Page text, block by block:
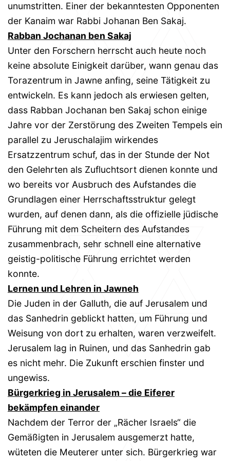
unumstritten. Einer der bekanntesten Opponenten
der Kanaim war Rabbi Johanan Ben Sakaj.
Rabban Jochanan ben Sakaj
Unter den Forschern herrscht auch heute noch
keine absolute Einigkeit darüber, wann genau das
Torazentrum in Jawne anfing, seine Tätigkeit zu
entwickeln. Es kann jedoch als erwiesen gelten,
dass Rabban Jochanan ben Sakaj schon einige
Jahre vor der Zerstörung des Zweiten Tempels ein
parallel zu Jeruschalajim wirkendes
Ersatzzentrum schuf, das in der Stunde der Not
den Gelehrten als Zufluchtsort dienen konnte und
wo bereits vor Ausbruch des Aufstandes die
Grundlagen einer Herrschaftsstruktur gelegt
wurden, auf denen dann, als die offizielle jüdische
Führung mit dem Scheitern des Aufstandes
zusammenbrach, sehr schnell eine alternative
geistig-politische Führung errichtet werden
konnte.
Lernen und Lehren in Jawneh
Die Juden in der Galluth, die auf Jerusalem und
das Sanhedrin geblickt hatten, um Führung und
Weisung von dort zu erhalten, waren verzweifelt.
Jerusalem lag in Ruinen, und das Sanhedrin gab
es nicht mehr. Die Zukunft erschien finster und
ungewiss.
Bürgerkrieg in Jerusalem – die Eiferer
bekämpfen einander
Nachdem der Terror der „Rächer Israels“ die
Gemäßigten in Jerusalem ausgemerzt hatte,
wüteten die Meuterer unter sich. Bürgerkrieg war